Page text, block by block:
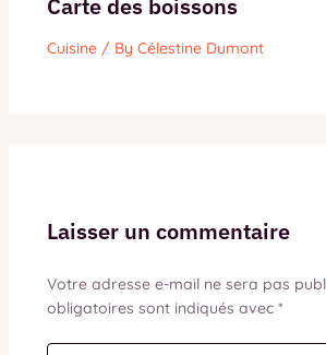
Carte des boissons
Cuisine/ By Célestine Dumont
Laisser un commentaire
Votre adresse e-mail ne sera pas
obligatoires sont indiqués avec *